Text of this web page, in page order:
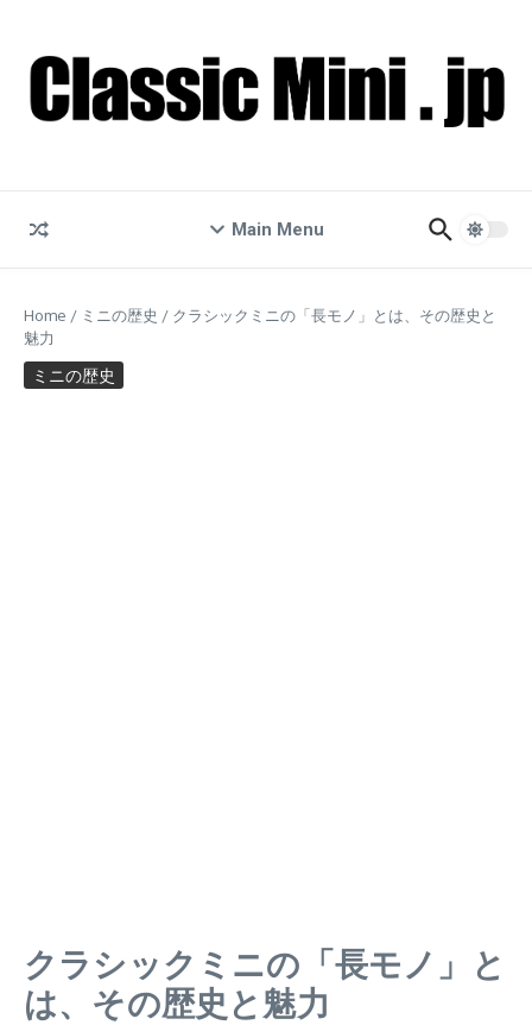
Main Menu
Home / ミニの歴史 / クラシックミニの「長モノ」とは、その歴史と
魅力
ミニの歴史
クラシックミニの「長モノ」と
は、その歴史と魅力